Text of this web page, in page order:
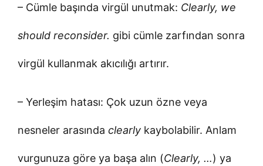
– Cümle başında virgül unutmak: Clearly, we
should reconsider. gibi cümle zarfından sonra
virgül kullanmak akıcılığı artırır.
– Yerleşim hatası: Çok uzun özne veya
nesneler arasında clearly kaybolabilir. Anlam
vurgunuza göre ya başa alın (Clearly, …) ya